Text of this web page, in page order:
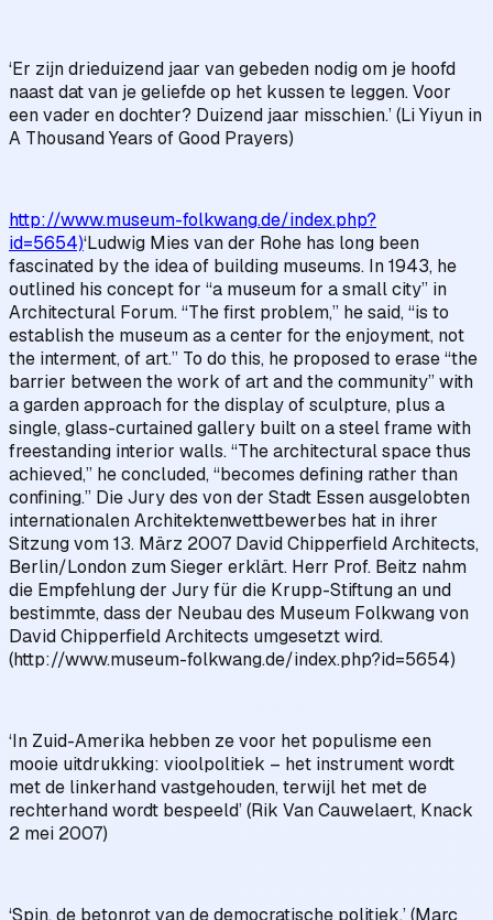
‘Er zijn drieduizend jaar van gebeden nodig om je hoofd
naast dat van je geliefde op het kussen te leggen. Voor
een vader en dochter? Duizend jaar misschien.’ (Li Yiyun in
A Thousand Years of Good Prayers)
http://www.museum-folkwang.de/index.php?
id=5654)‘Ludwig Mies van der Rohe has long been
fascinated by the idea of building museums. In 1943, he
outlined his concept for “a museum for a small city” in
Architectural Forum. “The first problem,” he said, “is to
establish the museum as a center for the enjoyment, not
the interment, of art.” To do this, he proposed to erase “the
barrier between the work of art and the community” with
a garden approach for the display of sculpture, plus a
single, glass-curtained gallery built on a steel frame with
freestanding interior walls. “The architectural space thus
achieved,” he concluded, “becomes defining rather than
confining.” Die Jury des von der Stadt Essen ausgelobten
internationalen Architektenwettbewerbes hat in ihrer
Sitzung vom 13. März 2007 David Chipperfield Architects,
Berlin/London zum Sieger erklärt. Herr Prof. Beitz nahm
die Empfehlung der Jury für die Krupp-Stiftung an und
bestimmte, dass der Neubau des Museum Folkwang von
David Chipperfield Architects umgesetzt wird.
(http://www.museum-folkwang.de/index.php?id=5654)
‘In Zuid-Amerika hebben ze voor het populisme een
mooie uitdrukking: vioolpolitiek – het instrument wordt
met de linkerhand vastgehouden, terwijl het met de
rechterhand wordt bespeeld’ (Rik Van Cauwelaert, Knack
2 mei 2007)
‘Spin, de betonrot van de democratische politiek.’ (Marc